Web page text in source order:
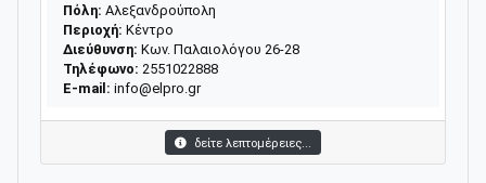
Πόλη: Αλεξανδρούπολη
Περιοχή: Κέντρο
Διεύθυνση: Κων. Παλαιολόγου 26-28
Τηλέφωνο: 2551022888
E-mail: info@elpro.gr
δείτε λεπτομέρειες...